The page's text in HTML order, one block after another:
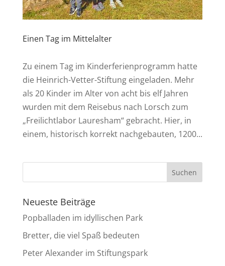
Einen Tag im Mittelalter
Zu einem Tag im Kinderferienprogramm hatte
die Heinrich-Vetter-Stiftung eingeladen. Mehr
als 20 Kinder im Alter von acht bis elf Jahren
wurden mit dem Reisebus nach Lorsch zum
„Freilichtlabor Lauresham“ gebracht. Hier, in
einem, historisch korrekt nachgebauten, 1200...
Neueste Beiträge
Popballaden im idyllischen Park
Bretter, die viel Spaß bedeuten
Peter Alexander im Stiftungspark